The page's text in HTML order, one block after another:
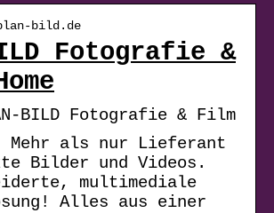
bild.de
Fotografie &
BILD Fotografie & Film
Mehr als nur Lieferant
Bilder und Videos.
multimediale
Alles aus einer